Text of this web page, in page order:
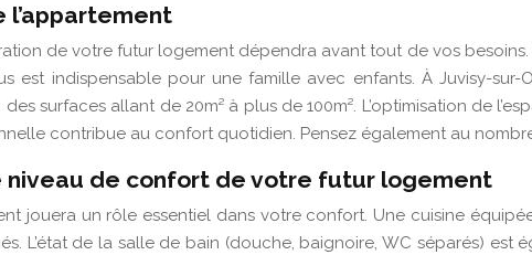
de votre futur logement dépendra avant tout de vos
est indispensable pour une famille avec enfants. À Juvisy-
surfaces allant de 20m² à plus de 100m². L’optimisation de
contribue au confort quotidien. Pensez également au
niveau de confort de votre futur logement
jouera un rôle essentiel dans votre confort. Une cuisine
L’état de la salle de bain (douche, baignoire, WC séparés) est